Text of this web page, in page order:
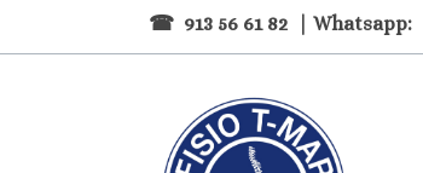
☎ 913 56 61 82 | Whatsapp: